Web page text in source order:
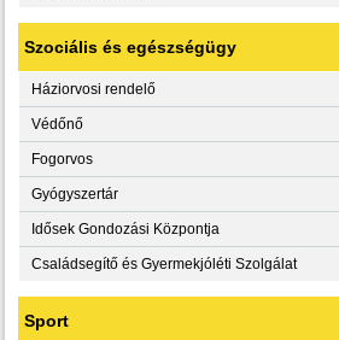
Szociális és egészségügy
Háziorvosi rendelő
Védőnő
Fogorvos
Gyógyszertár
Idősek Gondozási Központja
Családsegítő és Gyermekjóléti Szolgálat
Sport